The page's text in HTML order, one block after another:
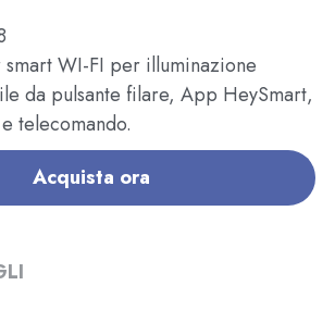
WI-FI per illuminazione
da pulsante filare, App HeySmart,
telecomando.
Acquista ora